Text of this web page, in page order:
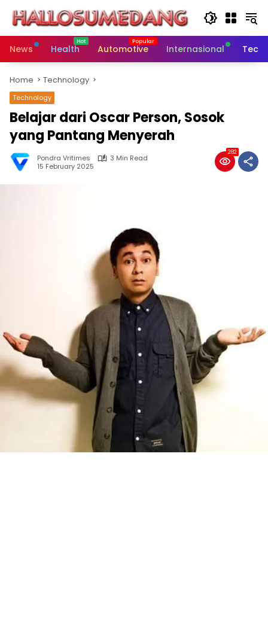
content
News
Health Automotive Internasional
Home Technology
Technology
Belajar dari Oscar Person, Sosok
yang Pantang Menyerah
Pondra Vritimes
3 Min Read
15 February 2025
282